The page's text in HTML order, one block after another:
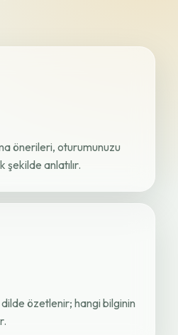
önerileri, oturumunuzu
şekilde anlatılır.
dilde özetlenir; hangi bilginin